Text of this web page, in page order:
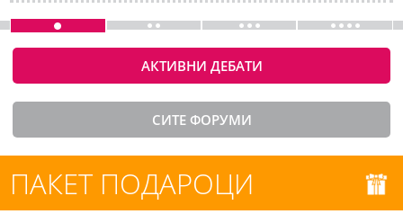
АКТИВНИ ДЕБАТИ
СИТЕ ФОРУМИ
ПАКЕТ ПОДАРОЦИ